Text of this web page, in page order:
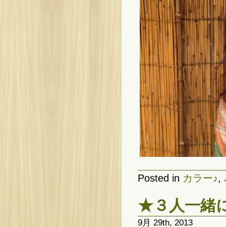
Posted in カラー♪,
★３人一
9月 29th, 2013